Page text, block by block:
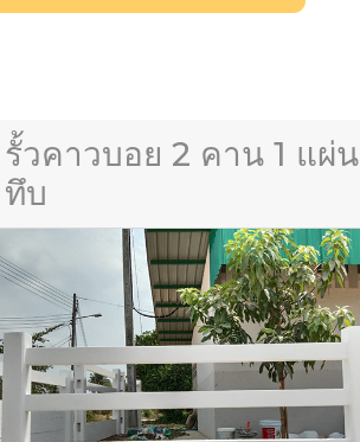
รั้วคาวบอย 2 คาน 1 แผ่น
ทึบ